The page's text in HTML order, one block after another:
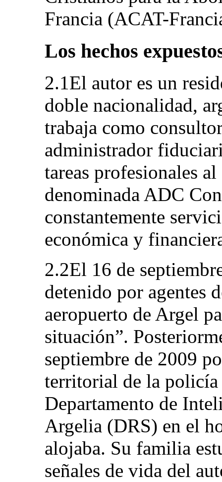
Francia (ACAT-
Los hechos
2.1El autor es un
doble nacionalidad,
trabaja como
administrador
tareas profesionales
denominada ADC
constantemente
económica y
2.2El 16 de
detenido por agentes
aeropuerto de Argel
situación”.
septiembre de 2009
territorial de la
Departamento de
Argelia (DRS) en el
alojaba. Su familia
señales de vida del